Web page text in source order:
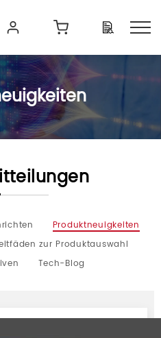
Produktneuigkeiten
zur Produktauswahl
Tech-Blog